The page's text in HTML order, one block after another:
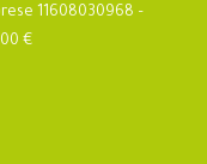
11608030968 –
€